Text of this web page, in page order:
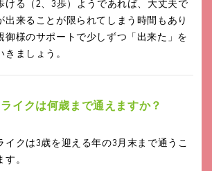
ける（2、3歩）ようであれば、大丈夫で
出来ることが限られてしまう時間もあり
御様のサポートで少しずつ「出来た」を
ましょう。
イクは何歳まで通えますか？
イクは3歳を迎える年の3月末まで通うこ
。